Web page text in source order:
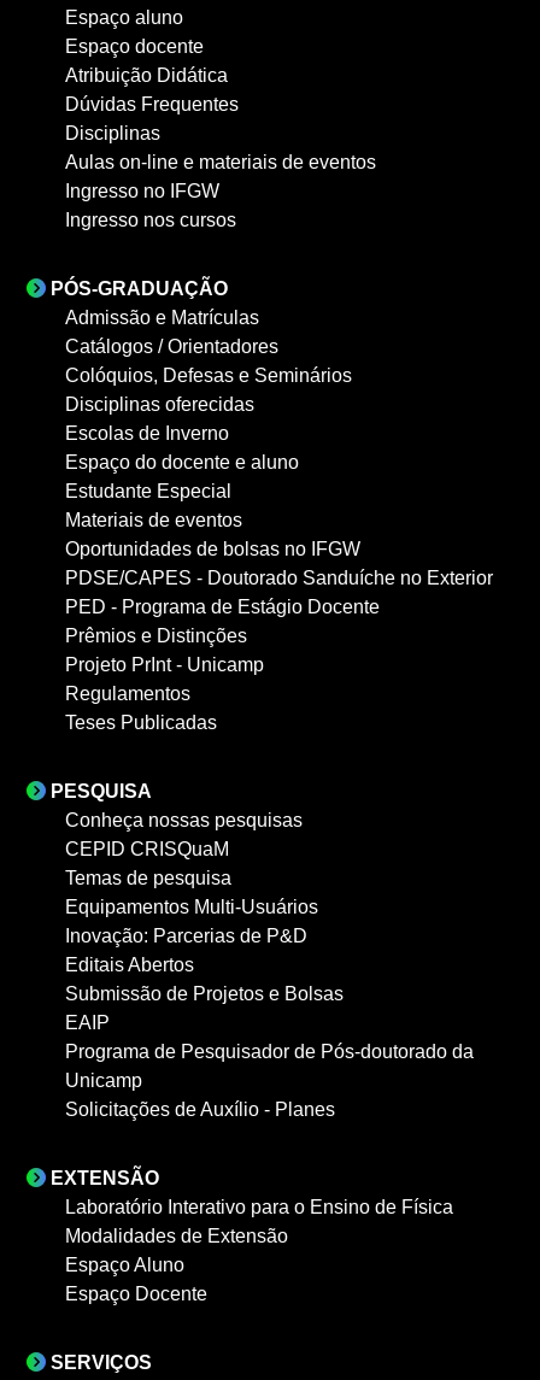
Espaço aluno
Espaço docente
Atribuição Didática
Dúvidas Frequentes
Disciplinas
Aulas on-line e materiais de eventos
Ingresso no IFGW
Ingresso nos cursos
PÓS-GRADUAÇÃO
Admissão e Matrículas
Catálogos / Orientadores
Colóquios, Defesas e Seminários
Disciplinas oferecidas
Escolas de Inverno
Espaço do docente e aluno
Estudante Especial
Materiais de eventos
Oportunidades de bolsas no IFGW
PDSE/CAPES - Doutorado Sanduíche no Exterior
PED - Programa de Estágio Docente
Prêmios e Distinções
Projeto PrInt - Unicamp
Regulamentos
Teses Publicadas
PESQUISA
Conheça nossas pesquisas
CEPID CRISQuaM
Temas de pesquisa
Equipamentos Multi-Usuários
Inovação: Parcerias de P&D
Editais Abertos
Submissão de Projetos e Bolsas
EAIP
Programa de Pesquisador de Pós-doutorado da
Unicamp
Solicitações de Auxílio - Planes
EXTENSÃO
Laboratório Interativo para o Ensino de Física
Modalidades de Extensão
Espaço Aluno
Espaço Docente
SERVIÇOS